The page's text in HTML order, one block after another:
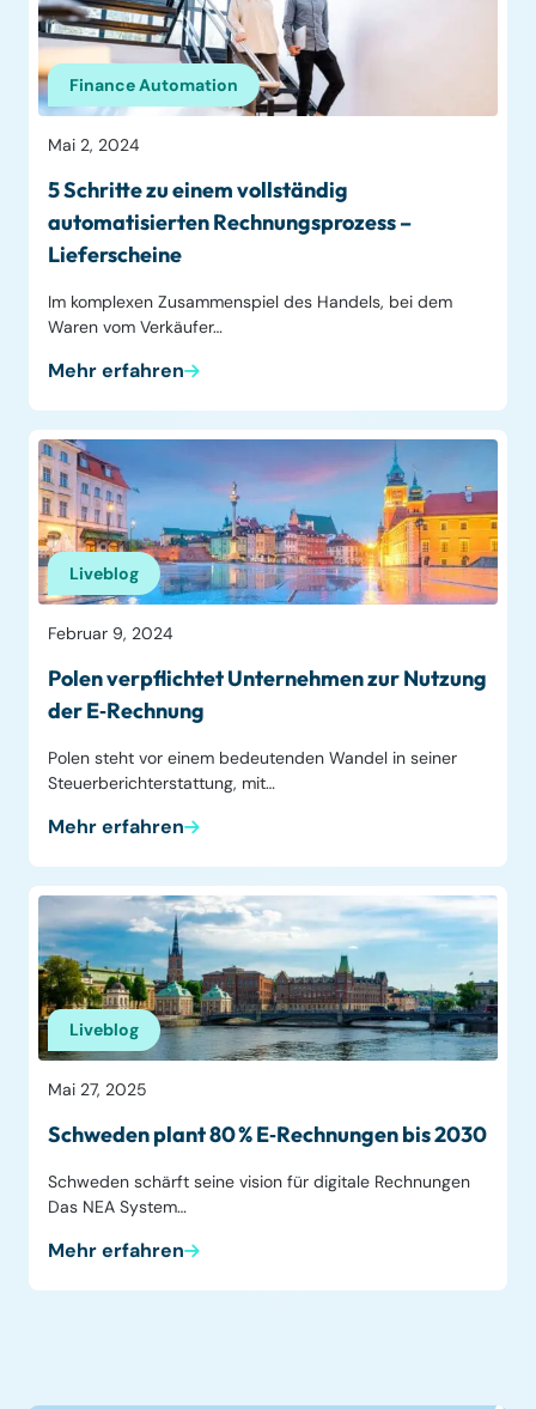
Finance Automation
Mai 2, 2024
5 Schritte zu einem vollständig
automatisierten Rechnungsprozess –
Lieferscheine
Im komplexen Zusammenspiel des Handels, bei dem
Waren vom Verkäufer…
Mehr erfahren
Liveblog
Februar 9, 2024
Polen verpflichtet Unternehmen zur Nutzung
der E‑Rechnung
Polen steht vor einem bedeutenden Wandel in seiner
Steuerberichterstattung, mit…
Mehr erfahren
Liveblog
Mai 27, 2025
Schweden plant 80 % E‑Rechnungen bis 2030
Schweden schärft seine vision für digitale Rechnungen
Das NEA System…
Mehr erfahren